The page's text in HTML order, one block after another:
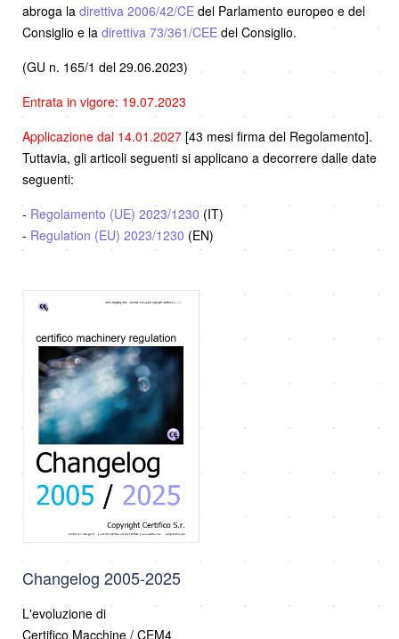
abroga la direttiva 2006/42/CE del Parlamento europeo e del
Consiglio e la direttiva 73/361/CEE del Consiglio.
(GU n. 165/1 del 29.06.2023)
Entrata in vigore: 19.07.2023
Applicazione dal 14.01.2027 [43 mesi firma del Regolamento].
Tuttavia, gli articoli seguenti si applicano a decorrere dalle date
seguenti:
- Regolamento (UE) 2023/1230 (IT)
- Regulation (EU) 2023/1230 (EN)
Changelog 2005-2025
L'evoluzione di
Certifico Macchine / CEM4